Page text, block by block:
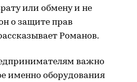
или обмену и не
о защите прав
Романов.
важно
именно оборудования